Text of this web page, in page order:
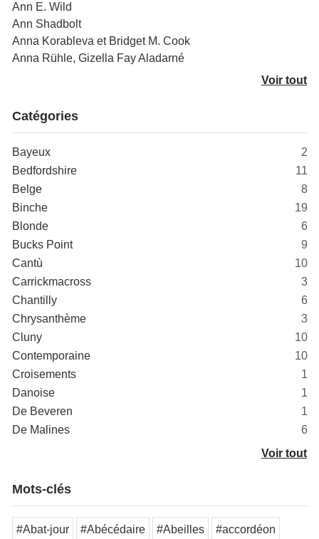
Ann E. Wild
Ann Shadbolt
Anna Korableva et Bridget M. Cook
Anna Rühle, Gizella Fay Aladarné
Voir tout
Catégories
Bayeux
2
Bedfordshire
11
Belge
8
Binche
19
Blonde
6
Bucks Point
9
Cantù
10
Carrickmacross
3
Chantilly
6
Chrysanthème
3
Cluny
10
Contemporaine
10
Croisements
1
Danoise
1
De Beveren
1
De Malines
6
Voir tout
Mots-clés
#Abat-jour #Abécédaire #Abeilles #accordéon